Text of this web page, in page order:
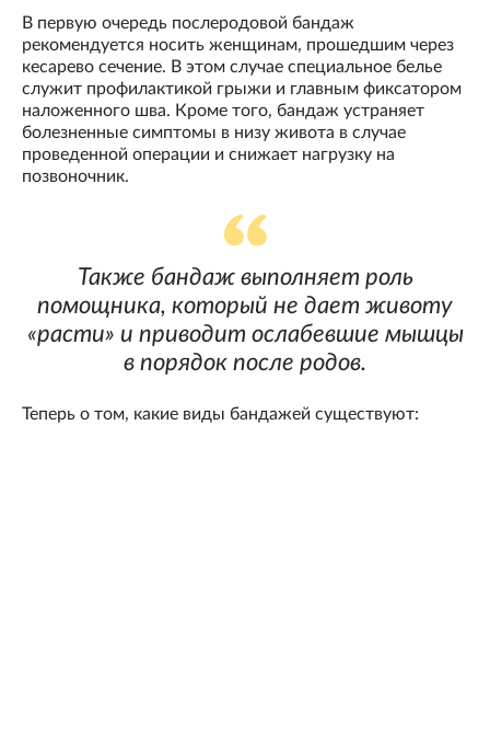
В первую очередь послеродовой бандаж
рекомендуется носить женщинам, прошедшим через
кесарево сечение. В этом случае специальное белье
служит профилактикой грыжи и главным фиксатором
наложенного шва. Кроме того, бандаж устраняет
болезненные симптомы в низу живота в случае
проведенной операции и снижает нагрузку на
позвоночник.
Также бандаж выполняет роль
помощника, который не дает животу
«расти» и приводит ослабевшие мышцы
в порядок после родов.
Теперь о том, какие виды бандажей существуют: